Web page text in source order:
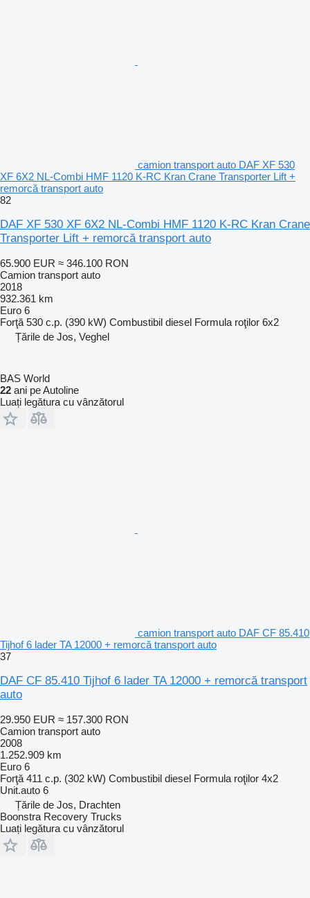
camion transport auto DAF XF 530
XF 6X2 NL-Combi HMF 1120 K-RC Kran Crane Transporter Lift +
remorcă transport auto
82
DAF XF 530 XF 6X2 NL-Combi HMF 1120 K-RC Kran Crane
Transporter Lift + remorcă transport auto
65.900 EUR ≈ 346.100 RON
Camion transport auto
2018
932.361 km
Euro 6
Forţă 530 c.p. (390 kW) Combustibil diesel Formula roţilor 6x2
Țările de Jos, Veghel
BAS World
22 ani pe Autoline
Luați legătura cu vânzătorul
camion transport auto DAF CF 85.410
Tijhof 6 lader TA 12000 + remorcă transport auto
37
DAF CF 85.410 Tijhof 6 lader TA 12000 + remorcă transport
auto
29.950 EUR ≈ 157.300 RON
Camion transport auto
2008
1.252.909 km
Euro 6
Forţă 411 c.p. (302 kW) Combustibil diesel Formula roţilor 4x2
Unit.auto 6
Țările de Jos, Drachten
Boonstra Recovery Trucks
Luați legătura cu vânzătorul